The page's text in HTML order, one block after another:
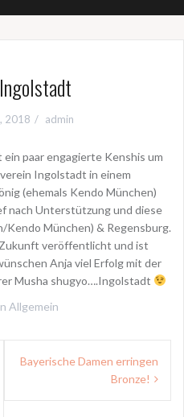
2018 admin
paar engagierte Kenshis um
Ingolstadt in einem
(ehemals Kendo München)
nach Unterstützung und diese
Kendo München) & Regensburg.
veröffentlicht und ist
Anja viel Erfolg mit der
Musha shugyo….Ingolstadt
Allgemein
Bayerische Damen erringen
Bronze!